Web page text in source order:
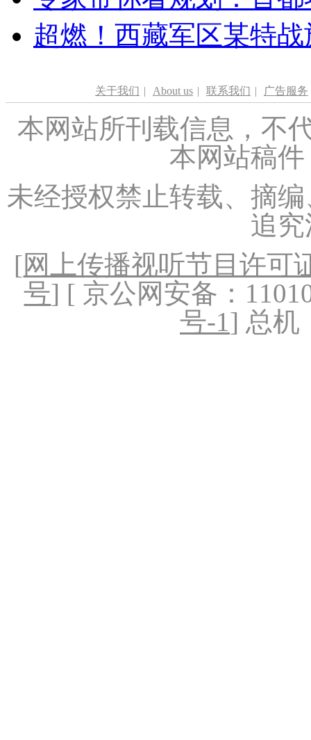
超燃！西藏军区某特
关于我们 | About us | 联系我们 | 广告服务
本网站所刊载信息，不
本网站稿
未经授权禁止转载、摘
追
[网上传播视听节目许可
号] [ 京公网安备：
号-1] 总机